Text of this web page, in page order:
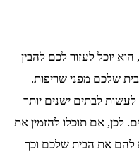
יוכל לעזור לכם להבין
שלכם מפני שריפות.
לעשות לבתים ישנים יותר
לכן, אם תוכלו להזמין את
להם את הבית שלכם וכך